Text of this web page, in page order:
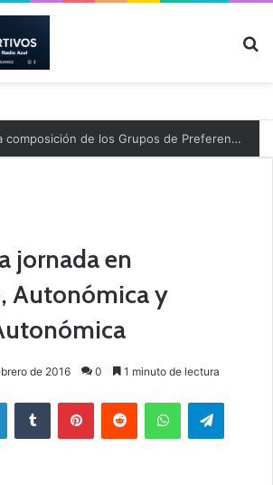
Ya se conoce la composición de los Grupos de Preferente y el calendario
jornada en
Autonómica y
de 2016 0 1 minuto de lectura